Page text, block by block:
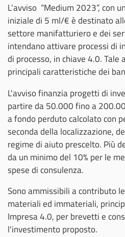
L’avviso “Medium 2023”, con
iniziale di 5 ml/€ è destinato
settore manifatturiero e dei
intendano attivare processi di
di processo, in chiave 4.0. Tale
principali caratteristiche dei
L'avviso finanzia progetti di
partire da 50.000 fino a
a fondo perduto calcolato con
seconda della localizzazione,
regime di aiuto prescelto. Più
da un minimo del 10% per le
spese di consulenza.
Sono ammissibili a contributo
materiali ed immateriali,
Impresa 4.0, per brevetti e
l'investimento proposto.